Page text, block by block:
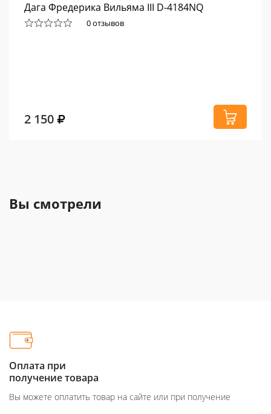
Дага Фредерика Вильяма III D-4184NQ
0 отзывов
2 150
Вы смотрели
Оплата при
получение товара
Вы можете оплатить товар на сайте или при получение